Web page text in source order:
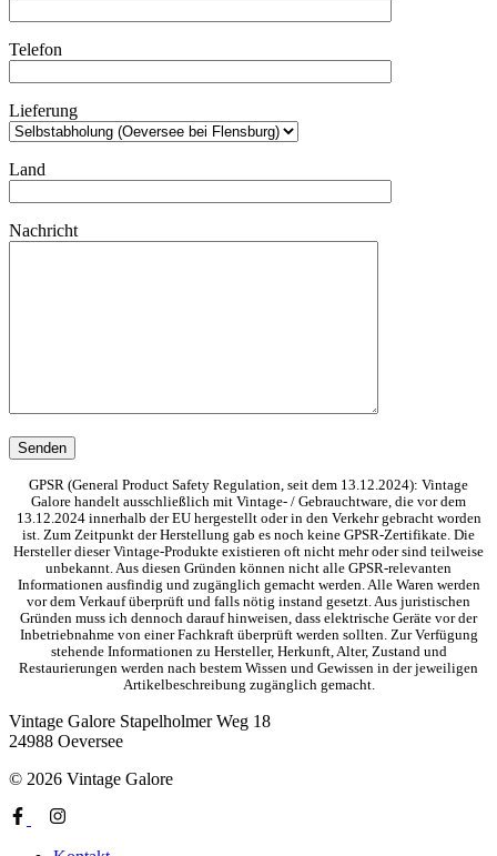
Telefon
Lieferung
Land
Nachricht
GPSR (General Product Safety Regulation, seit dem 13.12.2024): Vintage
Galore handelt ausschließlich mit Vintage- / Gebrauchtware, die vor dem
13.12.2024 innerhalb der EU hergestellt oder in den Verkehr gebracht worden
ist. Zum Zeitpunkt der Herstellung gab es noch keine GPSR-Zertifikate. Die
Hersteller dieser Vintage-Produkte existieren oft nicht mehr oder sind teilweise
unbekannt. Aus diesen Gründen können nicht alle GPSR-relevanten
Informationen ausfindig und zugänglich gemacht werden. Alle Waren werden
vor dem Verkauf überprüft und falls nötig instand gesetzt. Aus juristischen
Gründen muss ich dennoch darauf hinweisen, dass elektrische Geräte vor der
Inbetriebnahme von einer Fachkraft überprüft werden sollten. Zur Verfügung
stehende Informationen zu Hersteller, Herkunft, Alter, Zustand und
Restaurierungen werden nach bestem Wissen und Gewissen in der jeweiligen
Artikelbeschreibung zugänglich gemacht.
Vintage Galore Stapelholmer Weg 18
24988 Oeversee
© 2026 Vintage Galore